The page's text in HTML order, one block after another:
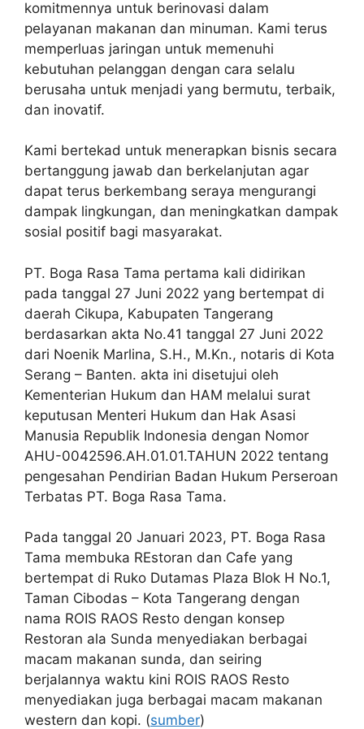
komitmennya untuk berinovasi dalam
pelayanan makanan dan minuman. Kami terus
memperluas jaringan untuk memenuhi
kebutuhan pelanggan dengan cara selalu
berusaha untuk menjadi yang bermutu, terbaik,
dan inovatif.
Kami bertekad untuk menerapkan bisnis secara
bertanggung jawab dan berkelanjutan agar
dapat terus berkembang seraya mengurangi
dampak lingkungan, dan meningkatkan dampak
sosial positif bagi masyarakat.
PT. Boga Rasa Tama pertama kali didirikan
pada tanggal 27 Juni 2022 yang bertempat di
daerah Cikupa, Kabupaten Tangerang
berdasarkan akta No.41 tanggal 27 Juni 2022
dari Noenik Marlina, S.H., M.Kn., notaris di Kota
Serang – Banten. akta ini disetujui oleh
Kementerian Hukum dan HAM melalui surat
keputusan Menteri Hukum dan Hak Asasi
Manusia Republik Indonesia dengan Nomor
AHU-0042596.AH.01.01.TAHUN 2022 tentang
pengesahan Pendirian Badan Hukum Perseroan
Terbatas PT. Boga Rasa Tama.
Pada tanggal 20 Januari 2023, PT. Boga Rasa
Tama membuka REstoran dan Cafe yang
bertempat di Ruko Dutamas Plaza Blok H No.1,
Taman Cibodas – Kota Tangerang dengan
nama ROIS RAOS Resto dengan konsep
Restoran ala Sunda menyediakan berbagai
macam makanan sunda, dan seiring
berjalannya waktu kini ROIS RAOS Resto
menyediakan juga berbagai macam makanan
western dan kopi. (sumber)